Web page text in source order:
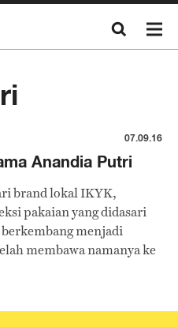
07.09.16
Anandia Putri
brand lokal IKYK,
pakaian yang didasari
menjadi
membawa namanya ke
baginya.